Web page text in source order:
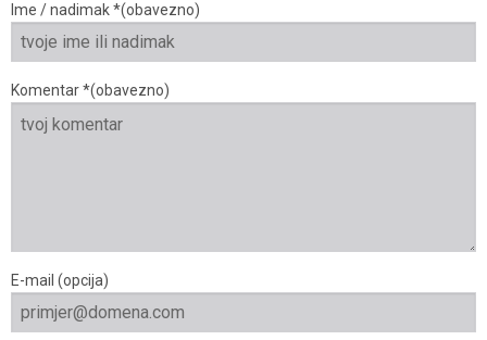
Ime / nadimak *(obavezno)
Komentar *(obavezno)
E-mail (opcija)